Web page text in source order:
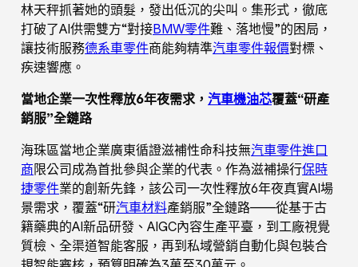
林天秤抓著她的頭髮，發出低沉的尖叫。集形式，徹底
打破了AI供需雙方“對接BMW零件難、落地慢”的困局，
讓技術服務德系車零件商能夠精準汽車零件報價對標、
疾速響應。
當地企業一次性釋放6年夜需求， 汽車機油芯覆蓋“研產
銷服”全鏈路
海珠區當地企業廣東循證滋補性命科技無汽車零件進口
商限公司成為首批參與企業的代表。作為滋補操行保時
捷零件業的創新先鋒，該公司一次性釋放6年夜真實AI場
景需求，覆蓋“研汽車材料產銷服”全鏈路——從基于古
籍藥典的AI新品研發、AIGC內容生產平臺，到工廠視覺
質檢、全渠道智能客服，再到私域營銷自動化與包裝合